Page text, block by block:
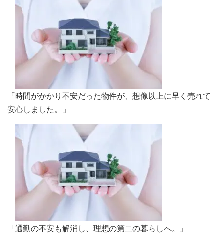
「時間がかかり不安だった物件が、想像以上に早く売れて
安心しました。」
「通勤の不安も解消し、理想の第二の暮らしへ。」